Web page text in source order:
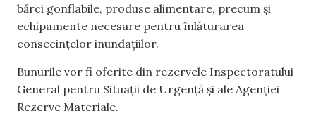
bărci gonflabile, produse alimentare, precum și
echipamente necesare pentru înlăturarea
consecințelor inundațiilor.
Bunurile vor fi oferite din rezervele Inspectoratului
General pentru Situații de Urgență și ale Agenției
Rezerve Materiale.